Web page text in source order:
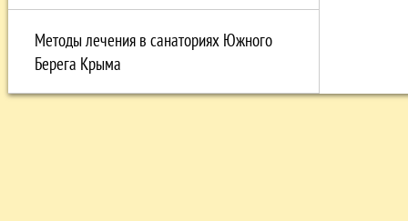
Методы лечения в санаториях Южного
Берега Крыма